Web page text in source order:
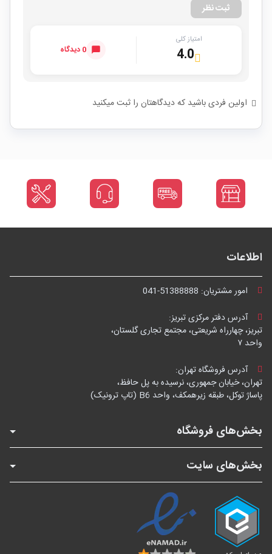
ثبت نظر
امتیاز کلی
4.0 0 دیدگاه
اولین فردی باشید که دیدگاهتان را ثبت میکنید
اطلاعات
امور مشتریان: 041-51388888
آدرس دفتر مرکزی تبریز:
تبریز، چهارراه شریعتی، مجتمع تجاری گلستان،
واحد ۷
آدرس فروشگاه تهران:
تهران، خیابان جمهوری، نرسیده به پل حافظ،
پاساژ توکل، طبقه زیرهمکف، واحد B6 (تاپ ترونیک)
بخش‌های فروشگاه
بخش‌های سایت